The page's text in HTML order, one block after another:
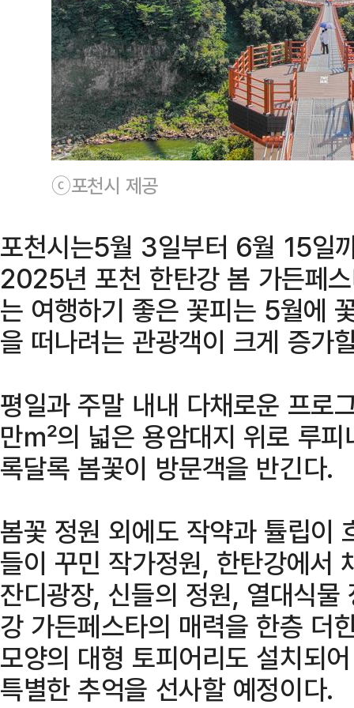
ⓒ포천시 제공
포천시는5월 3일부터 6월 15일
2025년 포천 한탄강 봄 가든페
는 여행하기 좋은 꽃피는 5월에
을 떠나려는 관광객이 크게 증가
평일과 주말 내내 다채로운 프
만㎡의 넓은 용암대지 위로 루
록달록 봄꽃이 방문객을 반긴다.
봄꽃 정원 외에도 작약과 튤립이
들이 꾸민 작가정원, 한탄강에서
잔디광장, 신들의 정원, 열대식
강 가든페스타의 매력을 한층 더
모양의 대형 토피어리도 설치되
특별한 추억을 선사할 예정이다.